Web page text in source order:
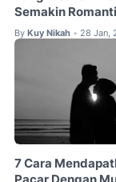
Semakin
By Kuy Nikah • 28 Jan,
7 Cara